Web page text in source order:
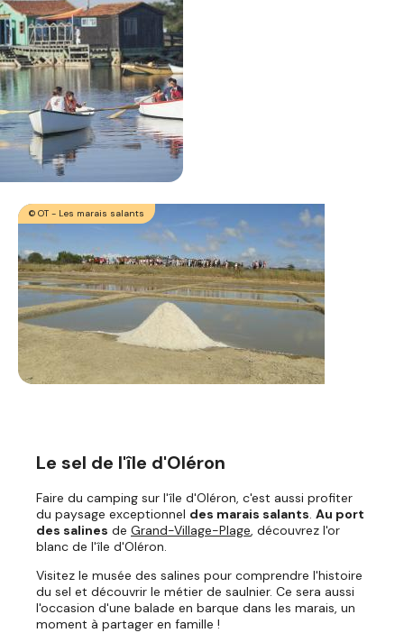
© OT - Les marais salants
Le sel de l'île d'Oléron
Faire du camping sur l'île d'Oléron, c'est aussi profiter
du paysage exceptionnel des marais salants. Au port
des salines de Grand-Village-Plage, découvrez l'or
blanc de l'île d'Oléron.
Visitez le musée des salines pour comprendre l'histoire
du sel et découvrir le métier de saulnier. Ce sera aussi
l'occasion d'une balade en barque dans les marais, un
moment à partager en famille !